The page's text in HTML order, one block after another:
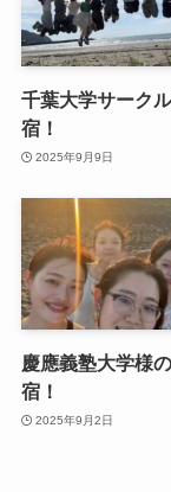
千葉大学サーク
宿！
2025年9月9日
慶應義塾大学様
宿！
2025年9月2日